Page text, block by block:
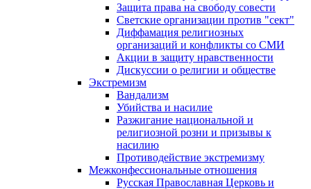
Защита права на свободу совести
Светские организации против "сект"
Диффамация религиозных
организаций и конфликты со СМИ
Акции в защиту нравственности
Дискуссии о религии и обществе
Экстремизм
Вандализм
Убийства и насилие
Разжигание национальной и
религиозной розни и призывы к
насилию
Противодействие экстремизму
Межконфессиональные отношения
Русская Православная Церковь и